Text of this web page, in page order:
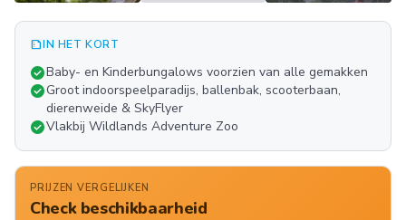
FOTO'S
summarizeIN HET KORT
check_circleBaby- en Kinderbungalows voorzien van alle gemakken
check_circleGroot indoorspeelparadijs, ballenbak, scooterbaan,
dierenweide & SkyFlyer
check_circleVlakbij Wildlands Adventure Zoo
PRIJZEN VERGELIJKEN
Check beschikbaarheid